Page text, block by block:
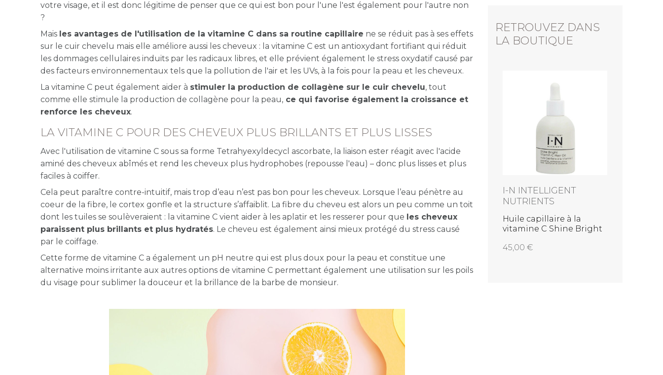
votre visage, et il est donc légitime de penser que ce qui est bon pour l'une l'est également pour l'autre non
?
Mais les avantages de l'utilisation de la vitamine C dans sa routine capillaire ne se réduit pas à ses effets
sur le cuir chevelu mais elle améliore aussi les cheveux : la vitamine C est un antioxydant fortifiant qui réduit
les dommages cellulaires induits par les radicaux libres, et elle prévient également le stress oxydatif causé par
des facteurs environnementaux tels que la pollution de l'air et les UVs, à la fois pour la peau et les cheveux.
La vitamine C peut également aider à stimuler la production de collagène sur le cuir chevelu, tout
comme elle stimule la production de collagène pour la peau, ce qui favorise également la croissance et
renforce les cheveux.
LA VITAMINE C POUR DES CHEVEUX PLUS BRILLANTS ET PLUS LISSES
Avec l'utilisation de vitamine C sous sa forme Tetrahyexyldecycl ascorbate, la liaison ester réagit avec l'acide
aminé des cheveux abîmés et rend les cheveux plus hydrophobes (repousse l'eau) – donc plus lisses et plus
faciles à coiffer.
Cela peut paraître contre-intuitif, mais trop d’eau n’est pas bon pour les cheveux. Lorsque l’eau pénètre au
coeur de la fibre, le cortex gonfle et la structure s’affaiblit. La fibre du cheveu est alors un peu comme un toit
dont les tuiles se soulèveraient : la vitamine C vient aider à les aplatir et les resserer pour que les cheveux
paraissent plus brillants et plus hydratés. Le cheveu est également ainsi mieux protégé du stress causé
par le coiffage.
Cette forme de vitamine C a également un pH neutre qui est plus doux pour la peau et constitue une
alternative moins irritante aux autres options de vitamine C permettant également une utilisation sur les poils
du visage pour sublimer la douceur et la brillance de la barbe de monsieur.
RETROUVEZ DANS
LA BOUTIQUE
I-N INTELLIGENT
NUTRIENTS
Huile capillaire à la
vitamine C Shine Bright
45,00